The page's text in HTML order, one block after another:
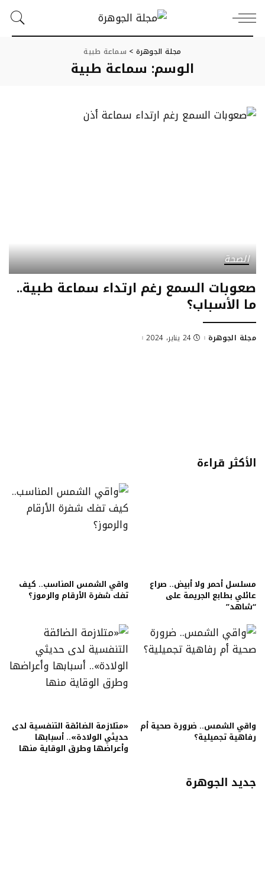
مجلة الجوهرة > سماعة طبية
الوسم: سماعة طبية
الصحة
صعوبات السمع رغم ارتداء سماعة طبية..
ما الأسباب؟
Posted
مجلة الجوهرة 24 يناير، 2024
الأكثر قراءة
مسلسل أحمر ولا أبيض.. صراع
عائلي بطابع الجريمة على
“شاهد”
واقي الشمس المناسب.. كيف
تفك شفرة الأرقام والرموز؟
واقي الشمس.. ضرورة صحية أم
رفاهية تجميلية؟
«متلازمة الضائقة التنفسية لدى
حديثي الولادة».. أسبابها
وأعراضها وطرق الوقاية منها
جديد الجوهرة